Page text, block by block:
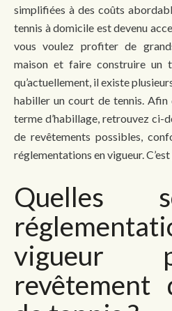
simplifiées à des coûts
tennis à domicile est devenu
vous voulez profiter de
maison et faire construire un
qu’actuellement, il existe
habiller un court de tennis.
terme d’habillage, retrouvez ci-
de revêtements possibles,
réglementations en vigueur.
Quelles
vigueur
revêtement